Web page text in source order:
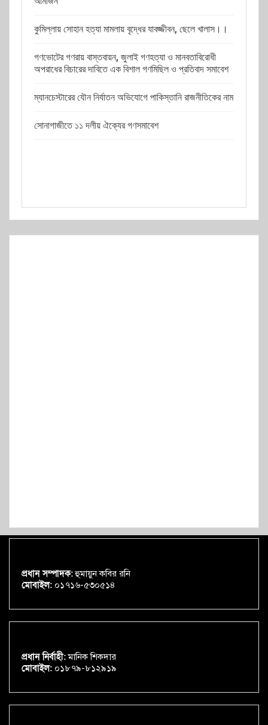
কুমিল্লায় সোহান হত্যা মামলায় বৃদ্ধের যাবজ্জীবন, ছেলে খালাস।।
গণভোটের গণরায় বাস্তবায়ন, জুলাই গণহত্যা ও মানবতাবিরোধী
অপরাধের বিচারের দাবিতে এক বিশাল গণমিছিল ও প্রতিবাদ সমাবেশ
ম্যানচেস্টারের যৌন নির্যাতন অভিযোগে পাকিস্তানি রাজনীতিকের নাম
সোনাগাজীতে ১১ দলীয় ঐক্যের গণসমাবেশ
প্রধান সম্পাদক:হুমায়ুন কবির রনি
মোবাইল: ০১৭১৬-৫৩০৫১৪
প্রধান নির্বাহী:মানিক শিকদার
মোবাইল: ০১৮৭৯-৮১২৯১৯